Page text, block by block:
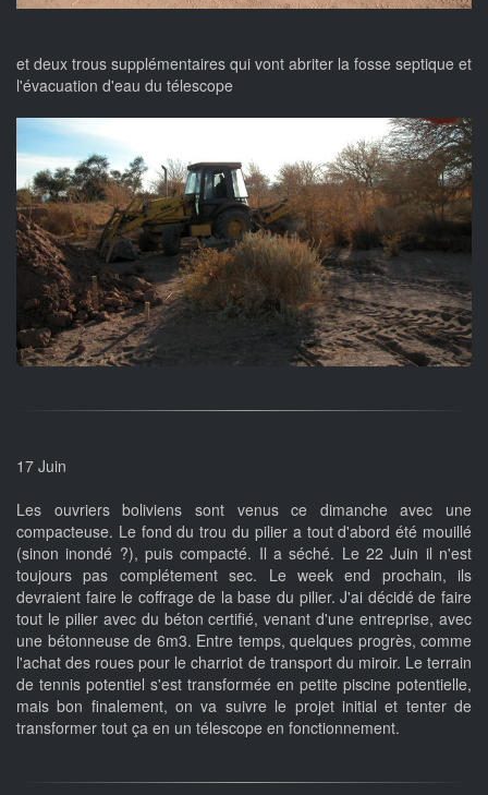
et deux trous supplémentaires qui vont abriter la fosse septique et
l'évacuation d'eau du télescope
17 Juin
Les ouvriers boliviens sont venus ce dimanche avec une
compacteuse. Le fond du trou du pilier a tout d'abord été mouillé
(sinon inondé ?), puis compacté. Il a séché. Le 22 Juin il n'est
toujours pas complétement sec. Le week end prochain, ils
devraient faire le coffrage de la base du pilier. J'ai décidé de faire
tout le pilier avec du béton certifié, venant d'une entreprise, avec
une bétonneuse de 6m3. Entre temps, quelques progrès, comme
l'achat des roues pour le charriot de transport du miroir. Le terrain
de tennis potentiel s'est transformée en petite piscine potentielle,
mais bon finalement, on va suivre le projet initial et tenter de
transformer tout ça en un télescope en fonctionnement.